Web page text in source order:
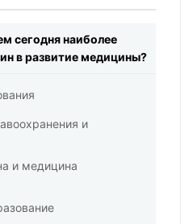
сегодня наиболее
в развитие медицины?
и
и медицина